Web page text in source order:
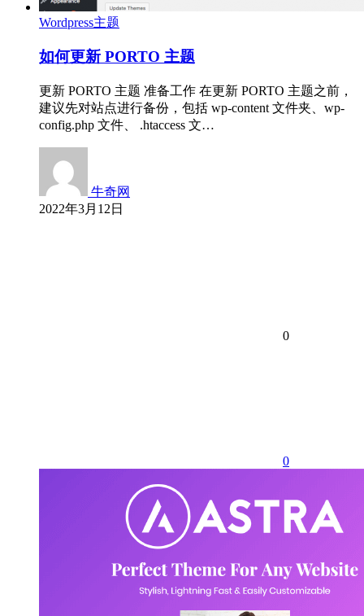
Wordpress主题
如何更新 PORTO 主题
更新 PORTO 主题 准备工作 在更新 PORTO 主题之前，
建议先对站点进行备份，包括 wp-content 文件夹、wp-
config.php 文件、 .htaccess 文…
牛奇网
2022年3月12日
0
0